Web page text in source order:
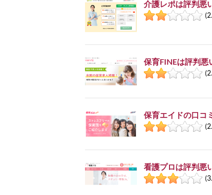
介護レポは評判悪
保育FINEは評判悪
保育エイドの口コ
看護プロは評判悪